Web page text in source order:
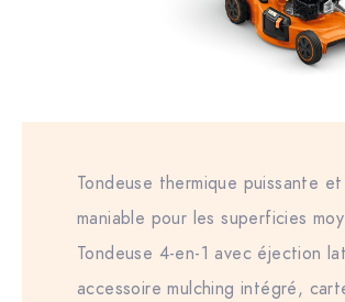
Tondeuse thermique puissante et
maniable pour les superficies
Tondeuse 4-en-1 avec éjection
accessoire mulching intégré,